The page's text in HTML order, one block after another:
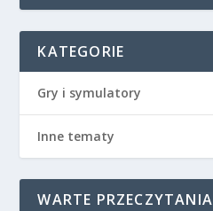
KATEGORIE
Gry i symulatory
Inne tematy
WARTE PRZECZYTANIA